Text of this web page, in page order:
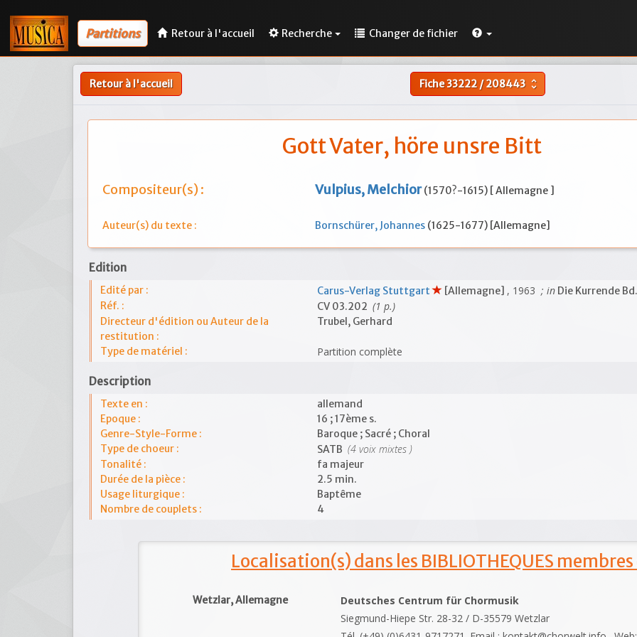
Partitions Retour à l'accueil Recherche Changer de fichier
Retour à l'accueil Fiche33222/208443 unfold_more
Gott Vater, höre unsre Bitt
Compositeur(s) : Vulpius, Melchior (1570?-1615) [ Allemagne ]
Auteur(s) du texte : Bornschürer, Johannes (1625-1677) [Allemagne]
Edition
Edité par : Carus-Verlag Stuttgart [Allemagne] , 1963 ; in Die Kurrende
Réf. :
CV 03.202 (1 p.)
Directeur d'édition ou Auteur de la
restitution :
Trubel, Gerhard
Type de matériel : Partition complète
Description
Texte en :
allemand
Epoque :
16 ; 17ème s.
Genre-Style-Forme :
Baroque ; Sacré ; Choral
Type de choeur :
SATB (4 voix mixtes )
Tonalité :
fa majeur
Durée de la pièce :
2.5 min.
Usage liturgique :
Baptême
Nombre de couplets :
4
Localisation(s) dans les BIBLIOTHEQUES membres
Wetzlar, Allemagne
Deutsches Centrum für Chormusik
Siegmund-Hiepe Str. 28-32 / D-35579 Wetzlar